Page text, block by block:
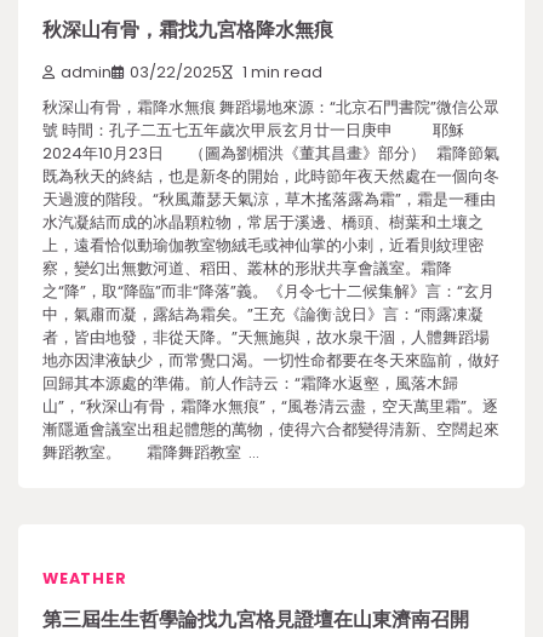
秋深山有骨，霜找九宮格降水無痕
admin 03/22/2025 1 min read
秋深山有骨，霜降水無痕 舞蹈場地來源：“北京石門書院”微信公眾
號 時間：孔子二五七五年歲次甲辰玄月廿一日庚申 耶穌
2024年10月23日 （圖為劉楣洪《董其昌畫》部分） 霜降節氣
既為秋天的終結，也是新冬的開始，此時節年夜天然處在一個向冬
天過渡的階段。“秋風蕭瑟天氣涼，草木搖落露為霜”，霜是一種由
水汽凝結而成的冰晶顆粒物，常居于溪邊、橋頭、樹葉和土壤之
上，遠看恰似動瑜伽教室物絨毛或神仙掌的小刺，近看則紋理密
察，變幻出無數河道、稻田、叢林的形狀共享會議室。霜降
之“降”，取“降臨”而非“降落”義。《月令七十二候集解》言：“玄月
中，氣肅而凝，露結為霜矣。”王充《論衡·說日》言：“雨露凍凝
者，皆由地發，非從天降。”天無施與，故水泉干涸，人體舞蹈場
地亦因津液缺少，而常覺口渴。一切性命都要在冬天來臨前，做好
回歸其本源處的準備。前人作詩云：“霜降水返壑，風落木歸
山”，“秋深山有骨，霜降水無痕”，“風卷清云盡，空天萬里霜”。逐
漸隱遁會議室出租起體態的萬物，使得六合都變得清新、空闊起來
舞蹈教室。 霜降舞蹈教室 …
WEATHER
第三屆生生哲學論找九宮格見證壇在山東濟南召開